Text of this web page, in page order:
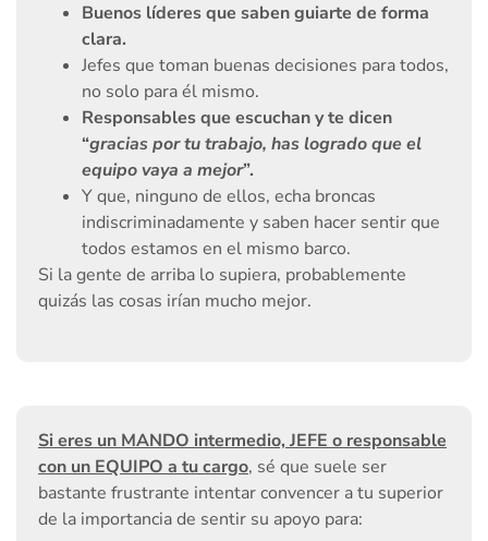
Buenos líderes que saben guiarte de forma
clara.
Jefes que toman buenas decisiones para todos,
no solo para él mismo.
Responsables que escuchan y te dicen
“gracias por tu trabajo, has logrado que el
equipo vaya a mejor”.
Y que, ninguno de ellos, echa broncas
indiscriminadamente y saben hacer sentir que
todos estamos en el mismo barco.
Si la gente de arriba lo supiera, probablemente
quizás las cosas irían mucho mejor.
Si eres un MANDO intermedio, JEFE o responsable
con un EQUIPO a tu cargo, sé que suele ser
bastante frustrante intentar convencer a tu superior
de la importancia de sentir su apoyo para: